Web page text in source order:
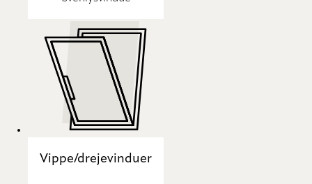
Vippe/drejevinduer